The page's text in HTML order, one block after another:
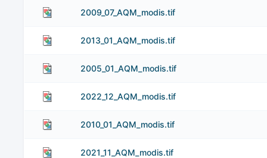
2009_07_AQM_modis.tif
2013_01_AQM_modis.tif
2005_01_AQM_modis.tif
2022_12_AQM_modis.tif
2010_01_AQM_modis.tif
2021_11_AQM_modis.tif